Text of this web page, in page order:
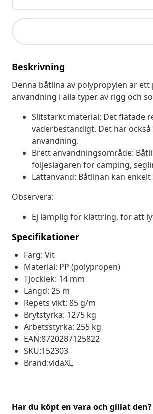
Beskrivning
Denna båtlina av polypropylen är
användning i alla typer av rigg och
Slitstarkt material: Det flätade
väderbeständigt. Det har
användning.
Brett användningsområde:
följeslagaren för camping,
Lättanvänd: Båtlinan kan
Observera:
Ej lämplig för klättring, för att
Specifikationer
Färg: Vit
Material: PP (polypropen)
Tjocklek: 14 mm
Längd: 25 m
Repets vikt: 85 g/m
Brytstyrka: 1275 kg
Arbetsstyrka: 255 kg
EAN:8720287125822
SKU:152303
Brand:vidaXL
Har du köpt en vara och gillat